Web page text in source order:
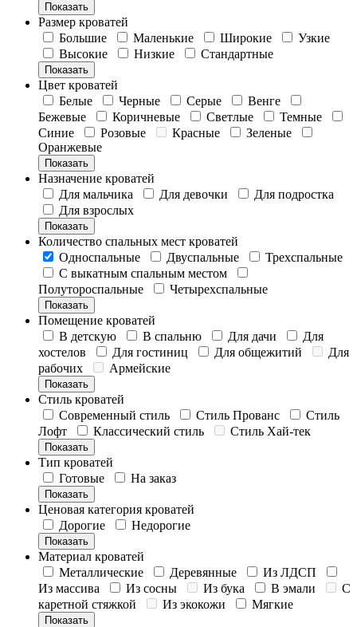
Показать
Размер кроватей
Большие
Маленькие Широкие
Узкие
Высокие
Низкие Стандартные
Показать
Цвет кроватей
Белые
Черные Серые
Венге
Бежевые
Коричневые Светлые
Темные
Синие
Розовые Красные
Зеленые
Оранжевые
Показать
Назначение кроватей
Для мальчика
Для девочки
Для подростка
Для взрослых
Показать
Количество спальных мест кроватей
Односпальные
Двуспальные
Трехспальные
С выкатным спальным местом
Полутороспальные
Четырехспальные
Показать
Помещение кроватей
В детскую
В спальню Для дачи
Для
хостелов
Для гостиниц Для общежитий
Для
рабочих
Армейские
Показать
Стиль кроватей
Современный стиль
Стиль Прованс
Стиль
Лофт
Классический стиль Стиль Хай-тек
Показать
Тип кроватей
Готовые
На заказ
Показать
Ценовая категория кроватей
Дорогие
Недорогие
Показать
Материал кроватей
Металлические
Деревянные
Из ЛДСП
Из массива
Из сосны Из бука В эмали
С
каретной стяжкой
Из экокожи Мягкие
Показать